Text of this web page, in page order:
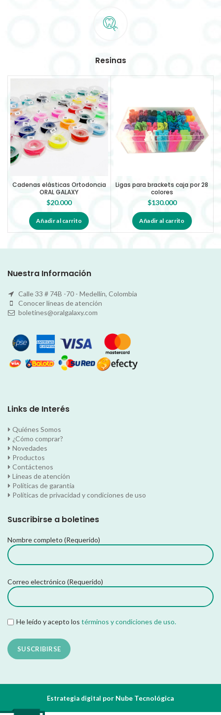
Resinas
Cadenas elásticas Ortodoncia
ORAL GALAXY
$20.000
Añadir al carrito
Ligas para brackets caja por 28
colores
$130.000
Añadir al carrito
Nuestra Información
Calle 33 # 74B -70 - Medellín, Colombia
Conocer líneas de atención
boletines@oralgalaxy.com
Links de Interés
Quiénes Somos
¿Cómo comprar?
Novedades
Productos
Contáctenos
Líneas de atención
Políticas de garantía
Políticas de privacidad y condiciones de uso
Suscribirse a boletines
Nombre completo (Requerido)
Correo electrónico (Requerido)
He leído y acepto los términos y condiciones de uso.
Estrategia digital por Nube Tecnológica